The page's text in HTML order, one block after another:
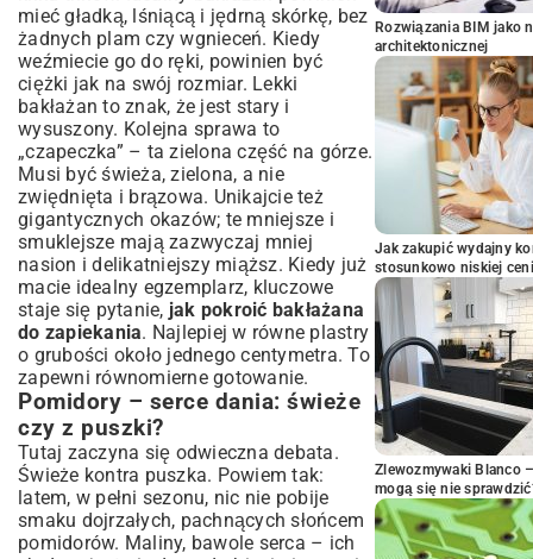
mieć gładką, lśniącą i jędrną skórkę, bez
żadnych plam czy wgnieceń. Kiedy
weźmiecie go do ręki, powinien być
ciężki jak na swój rozmiar. Lekki
bakłażan to znak, że jest stary i
wysuszony. Kolejna sprawa to
„czapeczka” – ta zielona część na górze.
Musi być świeża, zielona, a nie
zwiędnięta i brązowa. Unikajcie też
gigantycznych okazów; te mniejsze i
smuklejsze mają zazwyczaj mniej
nasion i delikatniejszy miąższ. Kiedy już
macie idealny egzemplarz, kluczowe
staje się pytanie, jak pokroić bakłażana
do zapiekania. Najlepiej w równe plastry
o grubości około jednego centymetra. To
zapewni równomierne gotowanie.
Pomidory – serce dania: świeże
czy z puszki?
Tutaj zaczyna się odwieczna debata.
Świeże kontra puszka. Powiem tak:
latem, w pełni sezonu, nic nie pobije
smaku dojrzałych, pachnących słońcem
pomidorów. Maliny, bawole serca – ich
Rozwiązania BIM jako
architektonicznej
Jak zakupić wydajny
stosunkowo niskiej
Zlewozmywaki Blanco
mogą się nie